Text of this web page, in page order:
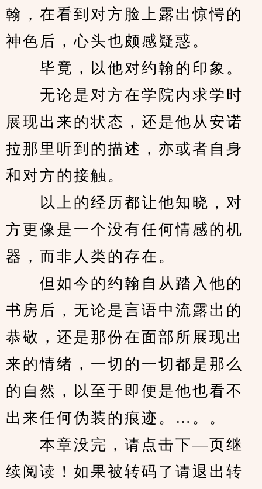
翰，在看到对方脸上露出惊愕的
神色后，心头也颇感疑惑。
毕竟，以他对约翰的印象。
无论是对方在学院内求学时
展现出来的状态，还是他从安诺
拉那里听到的描述，亦或者自身
和对方的接触。
以上的经历都让他知晓，对
方更像是一个没有任何情感的机
器，而非人类的存在。
但如今的约翰自从踏入他的
书房后，无论是言语中流露出的
恭敬，还是那份在面部所展现出
来的情绪，一切的一切都是那么
的自然，以至于即便是他也看不
出来任何伪装的痕迹。…。。
本章没完，请点击下—页继
续阅读！如果被转码了请退出转